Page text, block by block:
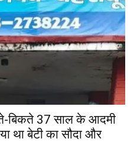
बिकते 37 साल के आदमी
था बेटी का सौदा और